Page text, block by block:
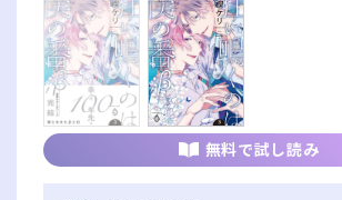
無料で試し読み